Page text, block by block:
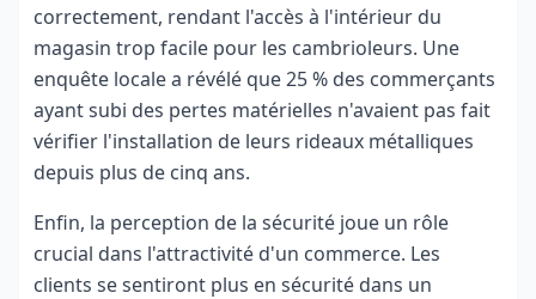
correctement, rendant l'accès à l'intérieur du
magasin trop facile pour les cambrioleurs. Une
enquête locale a révélé que 25 % des commerçants
ayant subi des pertes matérielles n'avaient pas fait
vérifier l'installation de leurs rideaux métalliques
depuis plus de cinq ans.
Enfin, la perception de la sécurité joue un rôle
crucial dans l'attractivité d'un commerce. Les
clients se sentiront plus en sécurité dans un